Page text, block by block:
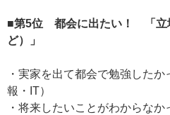
■第5位 都会に出たい！ 「立
ど）」
・実家を出て都会で勉強した
報・IT）
・将来したいことがわからな